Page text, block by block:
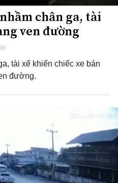
chân ga, tài
ven đường
tài xế khiến chiếc xe bán
đường.